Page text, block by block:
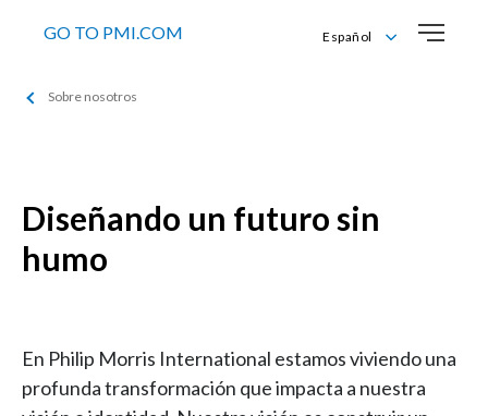
GO TO PMI.COM
Español
Sobre nosotros
Diseñando un futuro sin
humo
En Philip Morris International estamos viviendo una
profunda transformación que impacta a nuestra